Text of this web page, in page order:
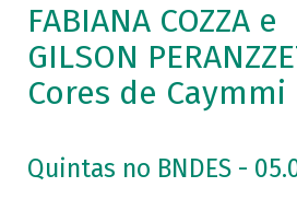
FABIANA COZZA e
GILSON
Cores de Caymmi
Quintas no BNDES -